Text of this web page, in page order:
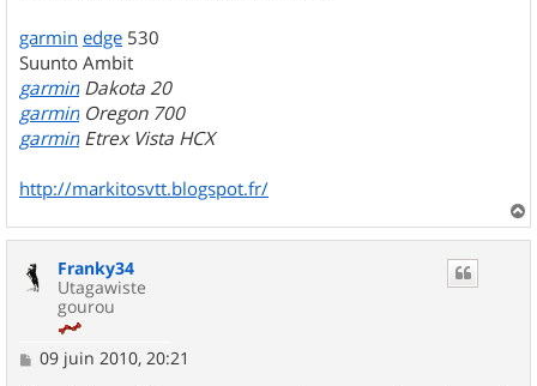
garmin edge 530
Suunto Ambit
garmin Dakota 20
garmin Oregon 700
garmin Etrex Vista HCX
http://markitosvtt.blogspot.fr/
a
Franky34
Utagawiste
gourou
M
09 juin 2010, 20:21